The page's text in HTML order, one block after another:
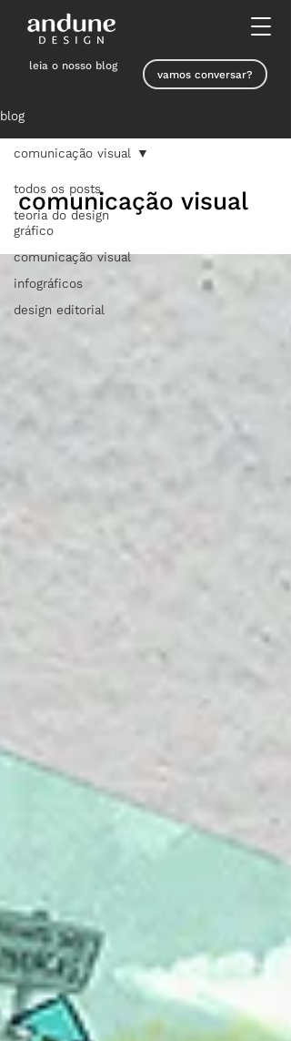
leia o nosso blog
vamos conversar?
blog
todos os posts
teoria do design
gráfico
comunicação visual
infográficos
design editorial
comunicação visual
comunicação visual